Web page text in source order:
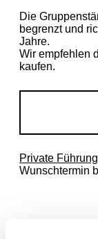
Die
begrenzt und
Jahre.
Wir empfehlen
kaufen.
Private
Wunschtermin